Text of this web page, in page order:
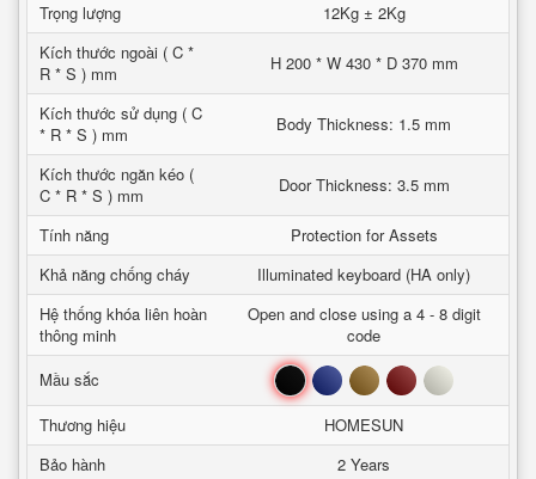
Trọng lượng
12Kg ± 2Kg
Kích thước ngoài ( C *
R * S ) mm
H 200 * W 430 * D 370 mm
Kích thước sử dụng ( C
* R * S ) mm
Body Thickness: 1.5 mm
Kích thước ngăn kéo (
C * R * S ) mm
Door Thickness: 3.5 mm
Tính năng
Protection for Assets
Khả năng chống cháy
Illuminated keyboard (HA only)
Hệ thống khóa liên hoàn
thông minh
Open and close using a 4 - 8 digit
code
Mầu sắc
Đen Xanh Nâu Đỏ Trắng
Thương hiệu
HOMESUN
Bảo hành
2 Years